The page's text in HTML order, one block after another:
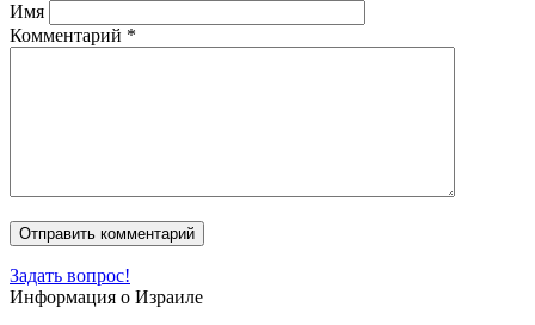
Имя
Комментарий *
Задать вопрос!
Информация о Израиле